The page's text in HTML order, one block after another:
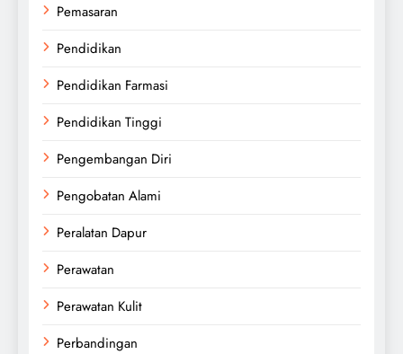
Pemasaran
Pendidikan
Pendidikan Farmasi
Pendidikan Tinggi
Pengembangan Diri
Pengobatan Alami
Peralatan Dapur
Perawatan
Perawatan Kulit
Perbandingan